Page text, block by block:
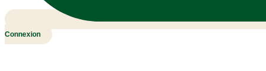
Connexion